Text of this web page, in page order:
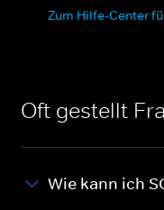
Zum Hilfe-Center
Oft gestellt
Wie kann ich